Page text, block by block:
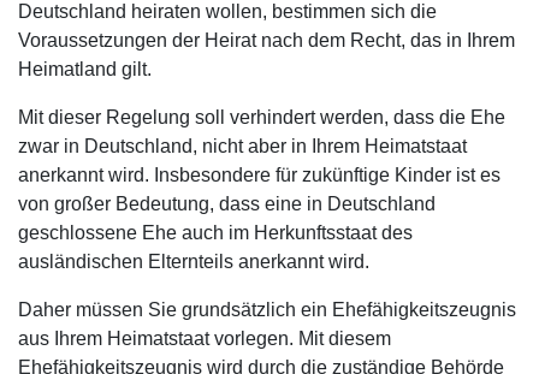
Deutschland heiraten wollen, bestimmen sich die
Voraussetzungen der Heirat nach dem Recht, das in Ihrem
Heimatland gilt.
Mit dieser Regelung soll verhindert werden, dass die Ehe
zwar in Deutschland, nicht aber in Ihrem Heimatstaat
anerkannt wird. Insbesondere für zukünftige Kinder ist es
von großer Bedeutung, dass eine in Deutschland
geschlossene Ehe auch im Herkunftsstaat des
ausländischen Elternteils anerkannt wird.
Daher müssen Sie grundsätzlich ein Ehefähigkeitszeugnis
aus Ihrem Heimatstaat vorlegen. Mit diesem
Ehefähigkeitszeugnis wird durch die zuständige Behörde